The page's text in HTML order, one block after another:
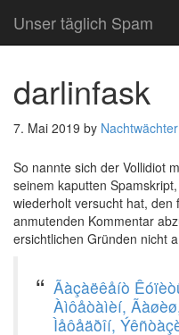
Unser täglich Spam
darlinfask
7. Mai 2019 by Nachtwächter
So nannte sich der Vollidiot
seinem kaputten
wiederholt versucht hat, den
anmutenden Kommentar
ersichtlichen Gründen nicht
Ãàçàëêåíò
Àìôåòàìèí,
Ìåôåäðîí,